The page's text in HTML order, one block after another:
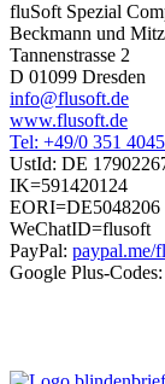
fluSoft Spezial
Beckmann und
Tannenstrasse 2
D 01099 Dresden
info@flusoft.de
www.flusoft.de
Tel: +49/0 351
UstId: DE
IK=591420124
EORI=DE5048206
WeChatID=flusoft
PayPal: paypal.me/
Google Plus-Codes: